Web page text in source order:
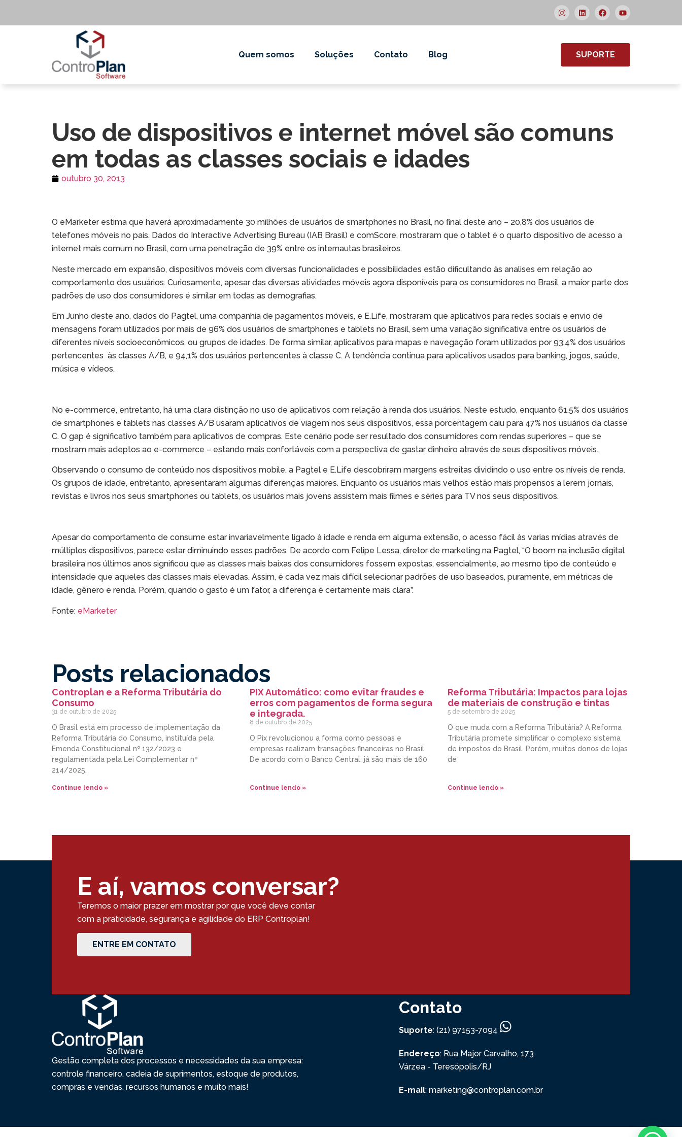
Quem somos Soluções Contato Blog SUPORTE
Uso de dispositivos e internet móvel são comuns
em todas as classes sociais e idades
outubro 30, 2013
O eMarketer estima que haverá aproximadamente 30 milhões de usuários de smartphones no Brasil, no final deste ano – 20,8% dos usuários de
telefones móveis no país. Dados do Interactive Advertising Bureau (IAB Brasil) e comScore, mostraram que o tablet é o quarto dispositivo de acesso a
internet mais comum no Brasil, com uma penetração de 39% entre os internautas brasileiros.
Neste mercado em expansão, dispositivos móveis com diversas funcionalidades e possibilidades estão dificultando às analises em relação ao
comportamento dos usuários. Curiosamente, apesar das diversas atividades móveis agora disponíveis para os consumidores no Brasil, a maior parte dos
padrões de uso dos consumidores é similar em todas as demografias.
Em Junho deste ano, dados do Pagtel, uma companhia de pagamentos móveis, e E.Life, mostraram que aplicativos para redes sociais e envio de
mensagens foram utilizados por mais de 96% dos usuários de smartphones e tablets no Brasil, sem uma variação significativa entre os usuários de
diferentes níveis socioeconômicos, ou grupos de idades. De forma similar, aplicativos para mapas e navegação foram utilizados por 93,4% dos usuários
pertencentes às classes A/B, e 94,1% dos usuários pertencentes à classe C. A tendência continua para aplicativos usados para banking, jogos, saúde,
música e vídeos.
No e-commerce, entretanto, há uma clara distinção no uso de aplicativos com relação à renda dos usuários. Neste estudo, enquanto 61.5% dos usuários
de smartphones e tablets nas classes A/B usaram aplicativos de viagem nos seus dispositivos, essa porcentagem caiu para 47% nos usuários da classe
C. O gap é significativo também para aplicativos de compras. Este cenário pode ser resultado dos consumidores com rendas superiores – que se
mostram mais adeptos ao e-commerce – estando mais confortáveis com a perspectiva de gastar dinheiro através de seus dispositivos móveis.
Observando o consumo de conteúdo nos dispositivos mobile, a Pagtel e E.Life descobriram margens estreitas dividindo o uso entre os níveis de renda.
Os grupos de idade, entretanto, apresentaram algumas diferenças maiores. Enquanto os usuários mais velhos estão mais propensos a lerem jornais,
revistas e livros nos seus smartphones ou tablets, os usuários mais jovens assistem mais filmes e séries para TV nos seus dispositivos.
Apesar do comportamento de consume estar invariavelmente ligado à idade e renda em alguma extensão, o acesso fácil às varias mídias através de
múltiplos dispositivos, parece estar diminuindo esses padrões. De acordo com Felipe Lessa, diretor de marketing na Pagtel, “O boom na inclusão digital
brasileira nos últimos anos significou que as classes mais baixas dos consumidores fossem expostas, essencialmente, ao mesmo tipo de conteúdo e
intensidade que aqueles das classes mais elevadas. Assim, é cada vez mais difícil selecionar padrões de uso baseados, puramente, em métricas de
idade, gênero e renda. Porém, quando o gasto é um fator, a diferença é certamente mais clara”.
Fonte: eMarketer
Posts relacionados
Controplan e a Reforma Tributária do
Consumo
31 de outubro de 2025
O Brasil está em processo de implementação da
Reforma Tributária do Consumo, instituída pela
Emenda Constitucional nº 132/2023 e
regulamentada pela Lei Complementar nº
214/2025.
Continue lendo »
PIX Automático: como evitar fraudes e
erros com pagamentos de forma segura
e integrada.
8 de outubro de 2025
O Pix revolucionou a forma como pessoas e
empresas realizam transações financeiras no Brasil.
De acordo com o Banco Central, já são mais de 160
Continue lendo »
Reforma Tributária: Impactos para lojas
de materiais de construção e tintas
5 de setembro de 2025
O que muda com a Reforma Tributária? A Reforma
Tributária promete simplificar o complexo sistema
de impostos do Brasil. Porém, muitos donos de lojas
de
Continue lendo »
E aí, vamos conversar?
Teremos o maior prazer em mostrar por que você deve contar
com a praticidade, segurança e agilidade do ERP Controplan!
ENTRE EM CONTATO
Gestão completa dos processos e necessidades da sua empresa:
controle financeiro, cadeia de suprimentos, estoque de produtos,
compras e vendas, recursos humanos e muito mais!
Contato
Suporte: (21) 97153-7094
Endereço: Rua Major Carvalho, 173
Várzea - Teresópolis/RJ
E-mail: marketing@controplan.com.br